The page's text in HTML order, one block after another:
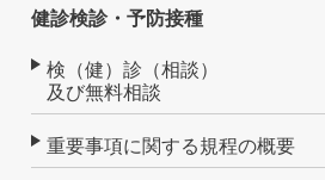
健診検診・予防接種
検（健）診（相談）
及び無料相談
重要事項に関する規程の概要